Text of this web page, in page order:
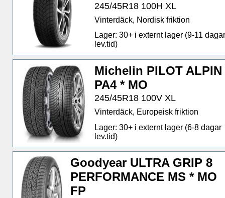
245/45R18 100H XL
Vinterdäck, Nordisk friktion
Lager: 30+ i externt lager (9-11 dagar
lev.tid)
Michelin PILOT ALPIN
PA4 * MO
245/45R18 100V XL
Vinterdäck, Europeisk friktion
Lager: 30+ i externt lager (6-8 dagar
lev.tid)
Goodyear ULTRA GRIP 8
PERFORMANCE MS * MO
FP